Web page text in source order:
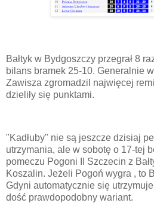
Bałtyk w Bydgoszczy przegrał 8
bilans bramek 25-10. Generalnie
Zawisza zgromadzil najwięcej
dzieliły się punktami.
"Kadłuby" nie są jeszcze dzisiaj
utrzymania, ale w sobotę o 17-tej
pomeczu Pogoni II Szczecin z
Koszalin. Jeżeli Pogoń wygra , to
Gdyni automatycznie się
dość prawdopodobny wariant.